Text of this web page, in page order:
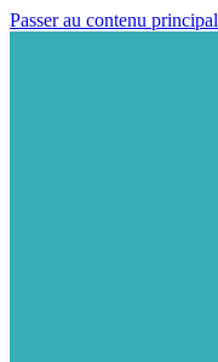
Passer au contenu principal